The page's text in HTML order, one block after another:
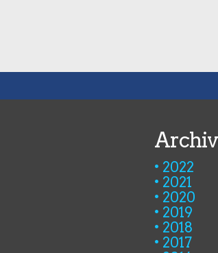
2022
2021
2020
2019
2018
2017